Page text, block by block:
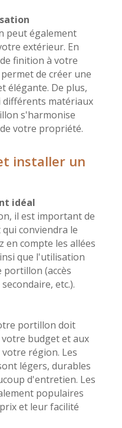
peut également
extérieur. En
finition à votre
de créer une
élégante. De plus,
matériaux
s'harmonise
votre propriété.
installer un
idéal
il est important de
conviendra le
en compte les allées
que l'utilisation
portillon (accès
etc.).
portillon doit
budget et aux
région. Les
légers, durables
d'entretien. Les
populaires
et leur facilité